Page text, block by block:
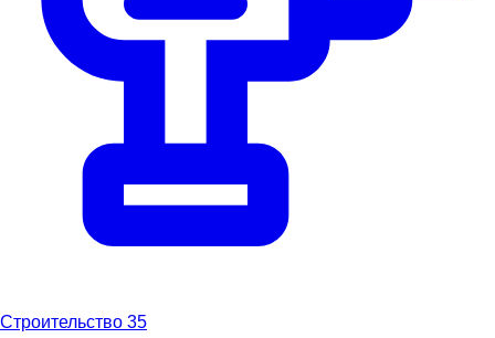
Строительство 35